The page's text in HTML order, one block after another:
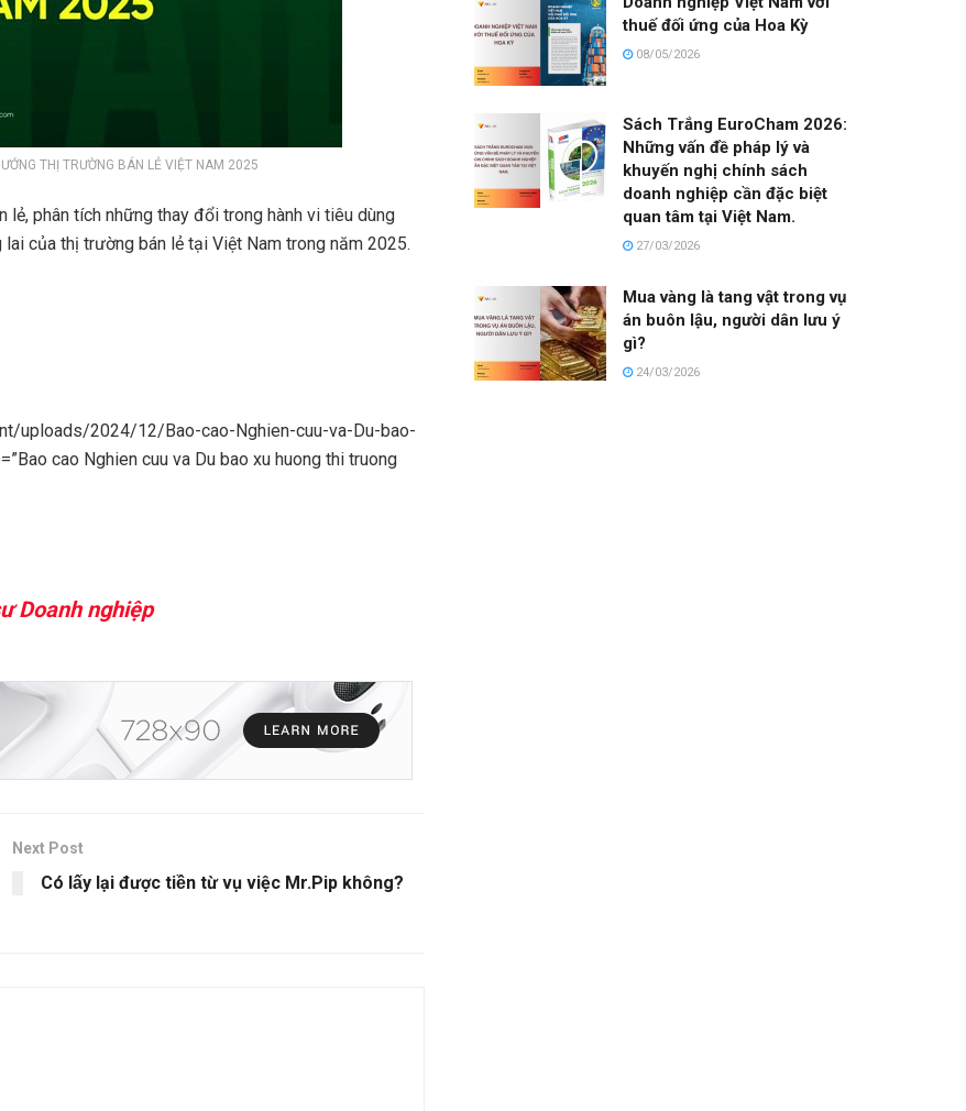
THỊ TRƯỜNG BÁN LẺ VIỆT NAM 2025
lẻ, phân tích những thay đổi trong hành vi tiêu dùng
của thị trường bán lẻ tại Việt Nam trong năm 2025.
uploads/2024/12/Bao-cao-Nghien-cuu-va-Du-bao-
cao Nghien cuu va Du bao xu huong thi truong
Doanh nghiệp
Next Post
Có lấy lại được tiền từ vụ việc Mr.Pip không?
thuế đối ứng của Hoa Kỳ
08/05/2026
Sách Trắng EuroCham 2026:
Những vấn đề pháp lý và
khuyến nghị chính sách
doanh nghiệp cần đặc biệt
quan tâm tại Việt Nam.
27/03/2026
Mua vàng là tang vật trong vụ
án buôn lậu, người dân lưu ý
gì?
24/03/2026